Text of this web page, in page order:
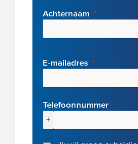
Achternaam
E-mailadres
Telefoonnummer
+